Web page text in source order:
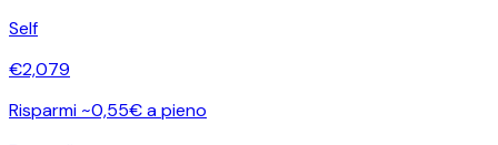
Self
€2,079
Risparmi ~0,55€ a pieno